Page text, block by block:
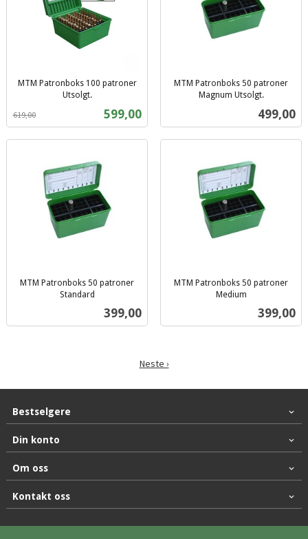
MTM Patronboks 100 patroner
Utsolgt.
Tilbud
599,00
619,00
mva.
MTM Patronboks 50 patroner
Magnum Utsolgt.
Pris
499,00
MTM Patronboks 50 patroner
Standard
Pris
399,00
MTM Patronboks 50 patroner
Medium
Pris
399,00
Neste ›
Bestselgere
Din konto
Om oss
Kontakt oss